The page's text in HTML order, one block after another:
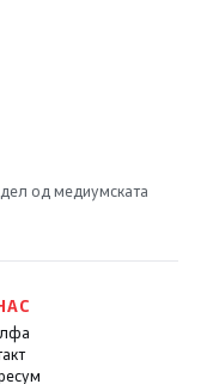
од медиумската